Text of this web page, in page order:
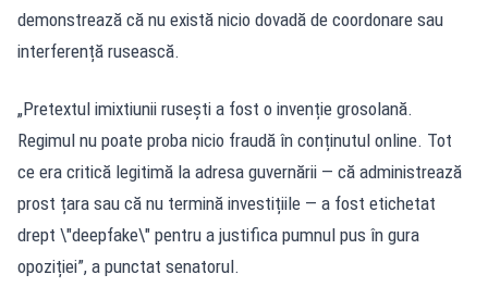
demonstrează că nu există nicio dovadă de coordonare sau
interferență rusească.
„Pretextul imixtiunii rusești a fost o invenție grosolană.
Regimul nu poate proba nicio fraudă în conținutul online. Tot
ce era critică legitimă la adresa guvernării — că administrează
prost țara sau că nu termină investițiile — a fost etichetat
drept \"deepfake\" pentru a justifica pumnul pus în gura
opoziției”, a punctat senatorul.